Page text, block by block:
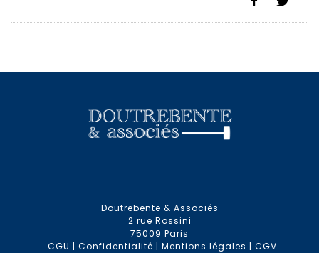
Doutrebente & Associés
2 rue Rossini
75009 Paris
CGU | Confidentialité | Mentions légales | CGV